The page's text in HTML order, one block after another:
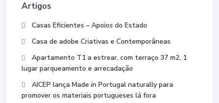
Artigos
Casas Eficientes – Apoios do Estado
Casa de adobe Criativas e Contemporâneas
Apartamento T1 a estrear, com terraço 37 m2, 1
lugar parqueamento e arrecadação
AICEP lança Made in Portugal naturally para
promover os materiais portugueses lá fora